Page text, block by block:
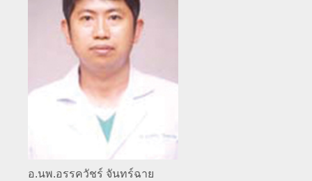
อ.นพ.อรรควัชร์ จันทร์ฉาย